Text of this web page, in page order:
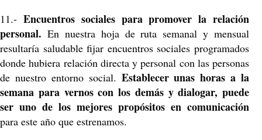
11.- Encuentros sociales para promover la relación
personal. En nuestra hoja de ruta semanal y mensual
resultaría saludable fijar encuentros sociales programados
donde hubiera relación directa y personal con las personas
de nuestro entorno social. Establecer unas horas a la
semana para vernos con los demás y dialogar, puede
ser uno de los mejores propósitos en comunicación
para este año que estrenamos.